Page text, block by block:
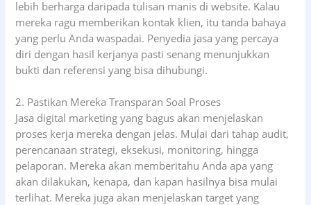
lebih berharga daripada tulisan manis di website. Kalau
mereka ragu memberikan kontak klien, itu tanda bahaya
yang perlu Anda waspadai. Penyedia jasa yang percaya
diri dengan hasil kerjanya pasti senang menunjukkan
bukti dan referensi yang bisa dihubungi.
2. Pastikan Mereka Transparan Soal Proses
Jasa digital marketing yang bagus akan menjelaskan
proses kerja mereka dengan jelas. Mulai dari tahap audit,
perencanaan strategi, eksekusi, monitoring, hingga
pelaporan. Mereka akan memberitahu Anda apa yang
akan dilakukan, kenapa, dan kapan hasilnya bisa mulai
terlihat. Mereka juga akan menjelaskan target yang